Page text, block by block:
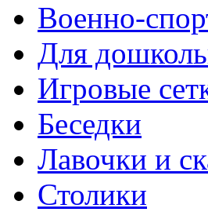
Военно-
Для
Игровые
Беседки
Лавочки и
Столики